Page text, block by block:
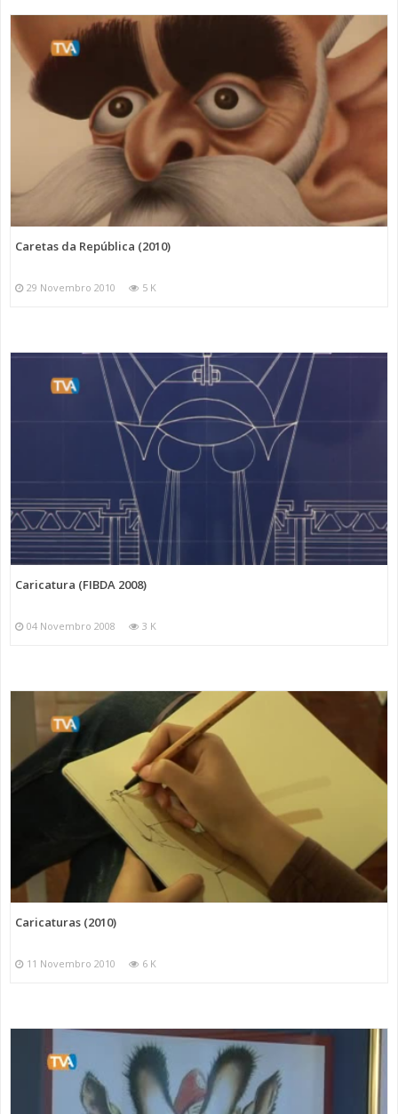
Caretas da República (2010)
29 Novembro 2010 5 K
Caricatura (FIBDA 2008)
04 Novembro 2008 3 K
Caricaturas (2010)
11 Novembro 2010 6 K